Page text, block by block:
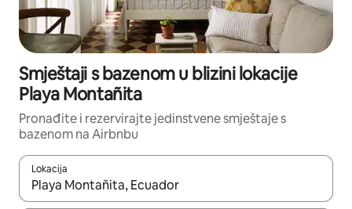
Smještaji s bazenom u blizini lokacije
Playa Montañita
Pronađite i rezervirajte jedinstvene smještaje s
bazenom na Airbnbu
Lokacija
Kada budu dostupni rezultati, moći ćete ih pregledati